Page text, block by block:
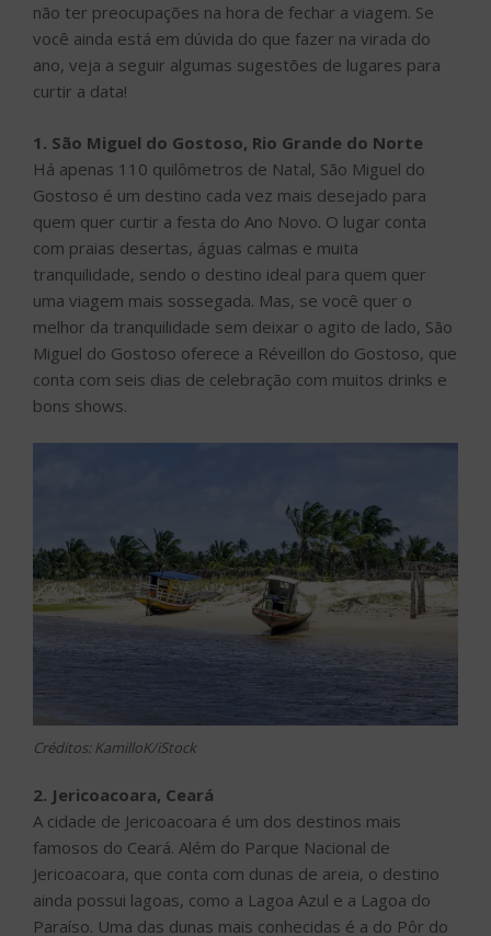
não ter preocupações na hora de fechar a viagem. Se
você ainda está em dúvida do que fazer na virada do
ano, veja a seguir algumas sugestões de lugares para
curtir a data!
1. São Miguel do Gostoso, Rio Grande do Norte
Há apenas 110 quilômetros de Natal, São Miguel do
Gostoso é um destino cada vez mais desejado para
quem quer curtir a festa do Ano Novo. O lugar conta
com praias desertas, águas calmas e muita
tranquilidade, sendo o destino ideal para quem quer
uma viagem mais sossegada. Mas, se você quer o
melhor da tranquilidade sem deixar o agito de lado, São
Miguel do Gostoso oferece a Réveillon do Gostoso, que
conta com seis dias de celebração com muitos drinks e
bons shows.
Créditos: KamilloK/iStock
2. Jericoacoara, Ceará
A cidade de Jericoacoara é um dos destinos mais
famosos do Ceará. Além do Parque Nacional de
Jericoacoara, que conta com dunas de areia, o destino
ainda possui lagoas, como a Lagoa Azul e a Lagoa do
Paraíso. Uma das dunas mais conhecidas é a do Pôr do